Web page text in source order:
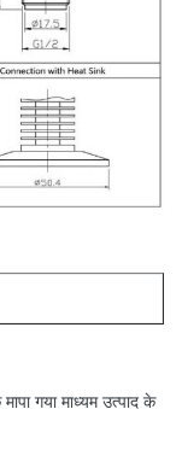
गया माध्यम उत्पाद के